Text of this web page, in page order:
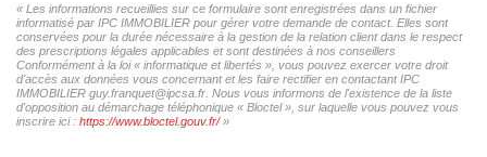
« Les informations recueillies sur ce formulaire sont enregistrées dans un fichier
informatisé par IPC IMMOBILIER pour gérer votre demande de contact. Elles sont
conservées pour la durée nécessaire à la gestion de la relation client dans le respect
des prescriptions légales applicables et sont destinées à nos conseillers
Conformément à la loi « informatique et libertés », vous pouvez exercer votre droit
d'accès aux données vous concernant et les faire rectifier en contactant IPC
IMMOBILIER guy.franquet@ipcsa.fr. Nous vous informons de l'existence de la liste
d'opposition au démarchage téléphonique « Bloctel », sur laquelle vous pouvez vous
inscrire ici : https://www.bloctel.gouv.fr/»